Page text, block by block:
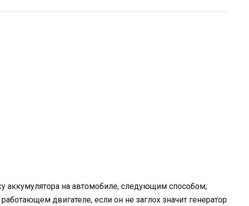
аккумулятора на автомобиле, следующим способом,
двигателе, если он не заглох значит генератор